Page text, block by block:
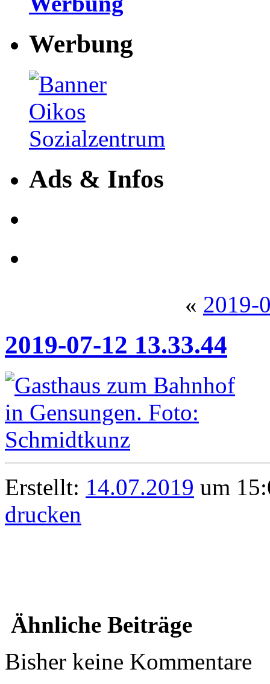
Werbung
Ads & Infos
« 2019-
2019-07-12 13.33.44
Erstellt: 14.07.2019 um
drucken
Ähnliche Beiträge
Bisher keine Kommentare